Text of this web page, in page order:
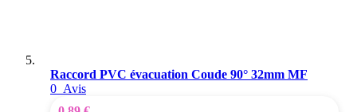
Raccord PVC évacuation Coude 90° 32mm MF
0 Avis